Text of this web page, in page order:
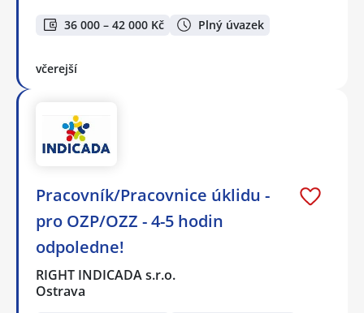
36 000 – 42 000 Kč Plný úvazek
včerejší
Pracovník/Pracovnice úklidu -
pro OZP/OZZ - 4-5 hodin
odpoledne!
RIGHT INDICADA s.r.o.
Ostrava